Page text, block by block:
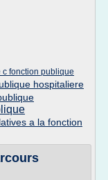
fonction publique
hospitaliere
a la fonction